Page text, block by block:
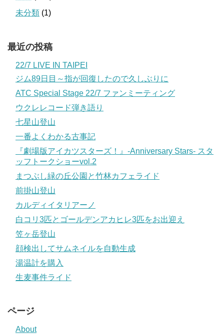
未分類 (1)
最近の投稿
22/7 LIVE IN TAIPEI
ジム89日目～指が回復したので久しぶりに
ATC Special Stage 22/7 ファンミーティング
ウクレレコード弾き語り
七星山登山
一番よくわかる古事記
『劇場版アイカツスターズ！』-Anniversary Stars- スタ
ッフトークショーvol.2
まつぶし緑の丘公園と竹林カフェライド
前掛山登山
カルディイタリアーノ
白コリ3匹とゴールデンアカヒレ3匹をお出迎え
笠ヶ岳登山
顔検出してサムネイルを自動生成
湯温計を購入
生麦事件ライド
ページ
About